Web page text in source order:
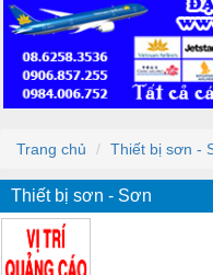
Trang chủ Thiết bị sơn -
Thiết bị sơn - Sơn